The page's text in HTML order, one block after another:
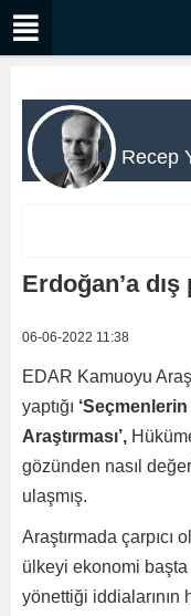
Recep
Erdoğan’a
06-06-2022 11:38
EDAR Kamuoyu
yaptığı
Araştırması’,
gözünden nasıl
ulaşmış.
Araştırmada çarpıcı
ülkeyi ekonomi başta
yönettiği